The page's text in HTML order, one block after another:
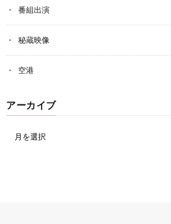
番組出演
秘蔵映像
空港
アーカイブ